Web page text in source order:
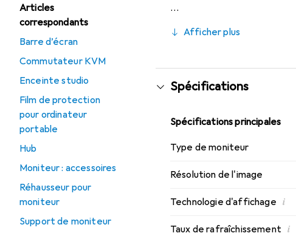
Articles
correspondants
Barre d’écran
Commutateur KVM
Enceinte studio
Film de protection
pour ordinateur
portable
Hub
Moniteur : accessoires
Réhausseur pour
moniteur
Support de moniteur
Afficher plus
Spécifications
Spécifications principales
Type de moniteur
Résolution de l'image
Technologie d'affichage i
Taux de rafraîchissement i